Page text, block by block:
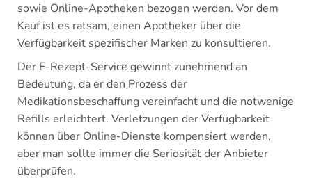
sowie Online-Apotheken bezogen werden. Vor dem
Kauf ist es ratsam, einen Apotheker über die
Verfügbarkeit spezifischer Marken zu konsultieren.
Der E-Rezept-Service gewinnt zunehmend an
Bedeutung, da er den Prozess der
Medikationsbeschaffung vereinfacht und die notwenige
Refills erleichtert. Verletzungen der Verfügbarkeit
können über Online-Dienste kompensiert werden,
aber man sollte immer die Seriosität der Anbieter
überprüfen.